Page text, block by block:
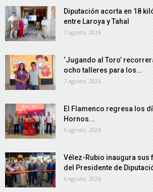
Diputación acorta en 18
entre Laroya y Tahal
7 agosto, 2026
‘Jugando al Toro’
ocho talleres para los...
7 agosto, 2026
El Flamenco regresa los
Hornos...
6 agosto, 2026
Vélez-Rubio inaugura sus
del Presidente de
6 agosto, 2026